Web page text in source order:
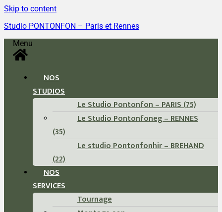
Skip to content
Studio PONTONFON – Paris et Rennes
Menu
NOS
STUDIOS
Le Studio Pontonfon – PARIS (75)
Le Studio Pontonfoneg – RENNES
(35)
Le studio Pontonfonhir – BREHAND
(22)
NOS
SERVICES
Tournage